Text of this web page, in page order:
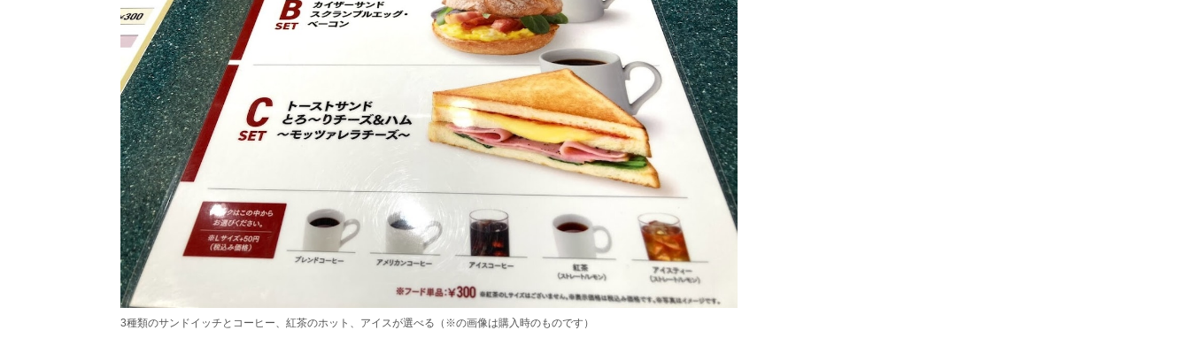
3種類のサンドイッチとコーヒー、紅茶のホット、アイスが選べる（※の画像は購入時のものです）